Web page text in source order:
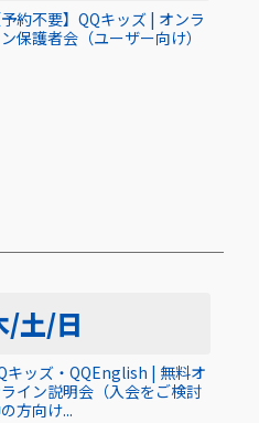
予約不要】QQキッズ | オンラ
保護者会（ユーザー向け）
/土/日
キッズ・QQEnglish | 無料オ
イン説明会（入会をご検討
方向け...